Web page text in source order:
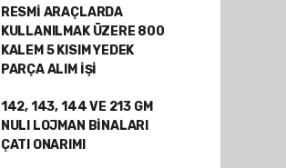
RESMİ ARAÇLARDA
KULLANILMAK ÜZERE 800
KALEM 5 KISIM YEDEK
PARÇA ALIM İŞİ
142, 143, 144 VE 213 GM
NULI LOJMAN BİNALARI
ÇATI ONARIMI